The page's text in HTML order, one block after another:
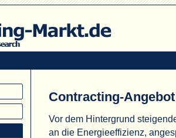
Contracting-Angebot
Vor dem Hintergrund
an die Energieeffizienz,